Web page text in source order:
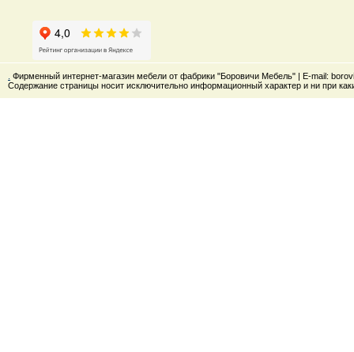
Фирменный интернет-магазин мебели от фабрики "Боровичи Мебель" | E-mail:
Содержание страницы носит исключительно информационный характер и ни при